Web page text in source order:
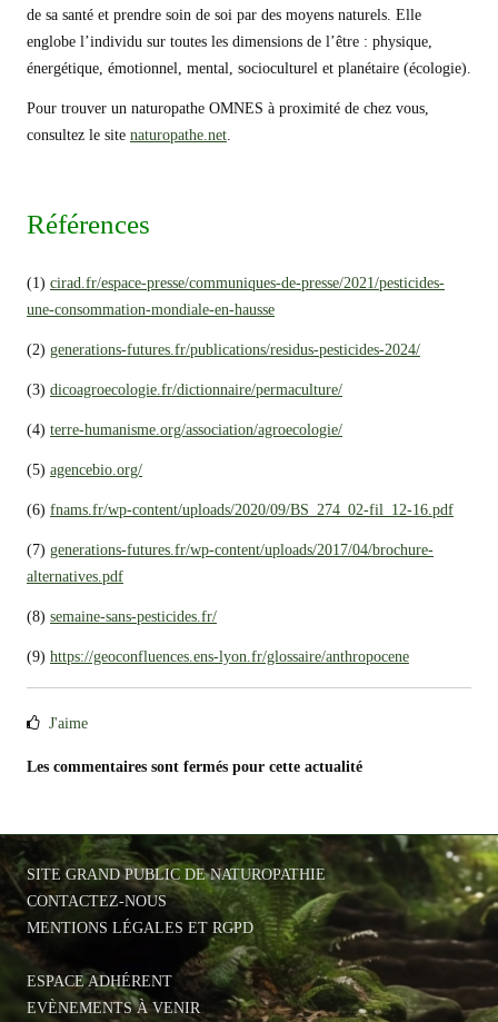
de sa santé et prendre soin de soi par des moyens naturels. Elle
englobe l’individu sur toutes les dimensions de l’être : physique,
énergétique, émotionnel, mental, socioculturel et planétaire (écologie).
Pour trouver un naturopathe OMNES à proximité de chez vous,
consultez le site naturopathe.net
Références
(1) cirad.fr/espace-presse/communiques-de-presse/2021/pesticides-
une-consommation-mondiale-en-hausse
(2) generations-futures.fr/publications/residus-pesticides-2024/
(3) dicoagroecologie.fr/dictionnaire/permaculture/
(4) terre-humanisme.org/association/agroecologie/
(5) agencebio.org/
(6) fnams.fr/wp-content/uploads/2020/09/BS_274_02-fil_12-16.pdf
(7) generations-futures.fr/wp-content/uploads/2017/04/brochure-
alternatives.pdf
(8) semaine-sans-pesticides.fr/
(9) https://geoconfluences.ens-lyon.fr/glossaire/anthropocene
J'aime
Les commentaires sont fermés pour cette actualité
SITE GRAND PUBLIC DE NATUROPATHIE
CONTACTEZ-NOUS
MENTIONS LÉGALES ET RGPD
ESPACE ADHÉRENT
EVÈNEMENTS À VENIR